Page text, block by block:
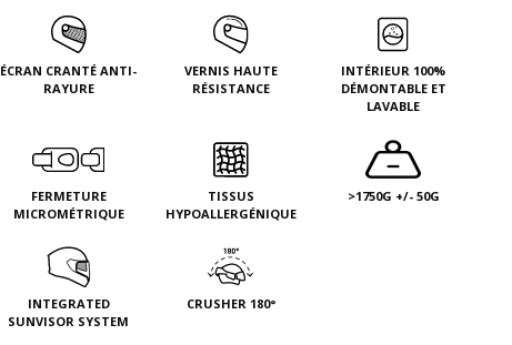
ÉCRAN CRANTÉ ANTI-
RAYURE
VERNIS HAUTE
RÉSISTANCE
INTÉRIEUR 100%
DÉMONTABLE ET
LAVABLE
FERMETURE
MICROMÉTRIQUE
TISSUS
HYPOALLERGÉNIQUE
>1750G +/- 50G
INTEGRATED
SUNVISOR SYSTEM
CRUSHER 180°